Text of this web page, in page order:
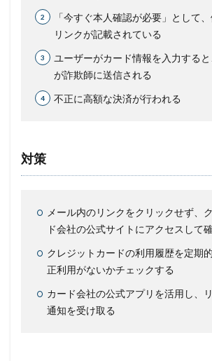
「今すぐ本人確認が必要」として
リンクが記載されている
ユーザーがカード情報を入力する
が詐欺師に送信される
不正に高額な決済が行われる
対策
メール内のリンクをクリックせず、
ド会社の公式サイトにアクセスして
クレジットカードの利用履歴を定期
正利用がないかチェックする
カード会社の公式アプリを活用し、
通知を受け取る